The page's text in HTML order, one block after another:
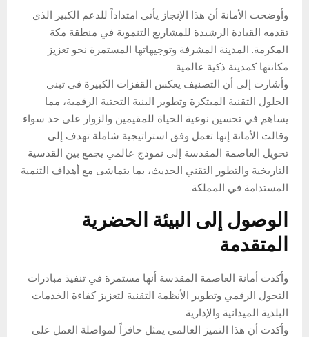
وأوضحت الأمانة أن هذا الإنجاز يأتي امتداداً للدعم الكبير الذي
تقدمه القيادة الرشيدة للمشاريع التنموية في منطقة مكة
المكرمة. المدينة المشرفة وتوجيهاتها المستمرة نحو تعزيز
مكانتها كمدينة ذكية عالمية.
وأشارت إلى أن التصنيف يعكس القفزات الكبيرة في تبني
الحلول التقنية المبتكرة وتطوير البنية التحتية الرقمية، مما
يساهم في تحسين نوعية الحياة للمقيمين والزوار على حد سواء.
وقالت الأمانة إنها تعمل وفق استراتيجية شاملة تهدف إلى
تحويل العاصمة المقدسة إلى نموذج عالمي يجمع بين القدسية
التاريخية والتطور التقني الحديث، بما يتماشى مع أهداف التنمية
المستدامة في المملكة.
الوصول إلى البيئة الحضرية
المتقدمة
وأكدت أمانة العاصمة المقدسة أنها مستمرة في تنفيذ مبادرات
التحول الرقمي وتطوير الأنظمة التقنية لتعزيز كفاءة الخدمات
البلدية الميدانية والإدارية.
وأكدت أن هذا التميز العالمي يمثل حافزاً لمواصلة العمل على